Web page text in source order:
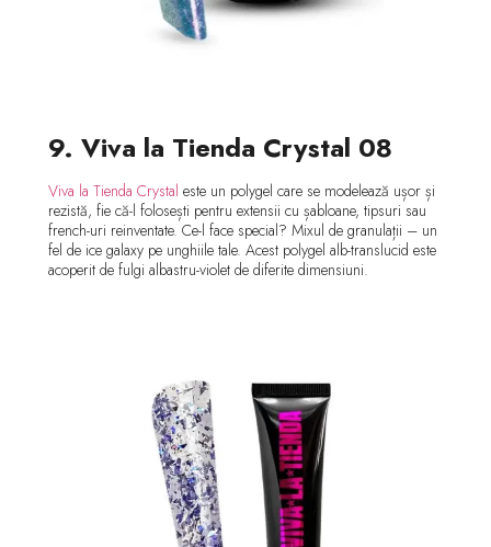
9. Viva la Tienda Crystal 08
Viva la Tienda Crystal este un polygel care se modelează ușor și
rezistă, fie că-l folosești pentru extensii cu șabloane, tipsuri sau
french-uri reinventate. Ce-l face special? Mixul de granulații – un
fel de ice galaxy pe unghiile tale. Acest polygel alb-translucid este
acoperit de fulgi albastru-violet de diferite dimensiuni.